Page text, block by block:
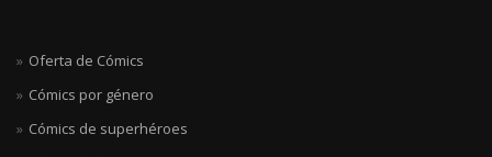
Oferta de Cómics
Cómics por género
Cómics de superhéroes